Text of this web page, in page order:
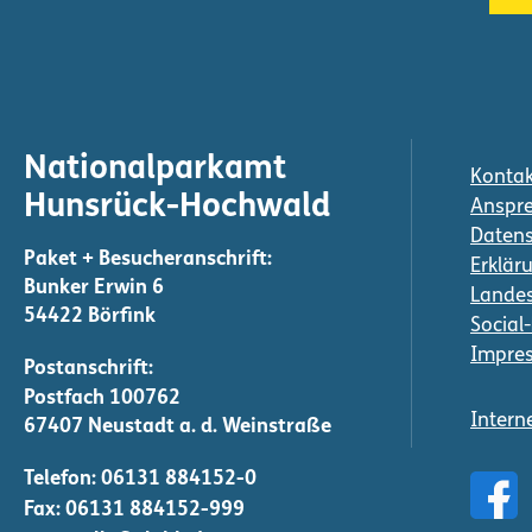
e
r
u
n
g
d
e
r
B
e
Nationalparkamt
Hunsrück-Hochwald
Bunker Erwin 6
54422 Börfink
Telefon: 06131 884152-0
Fax: 06131 884152-999